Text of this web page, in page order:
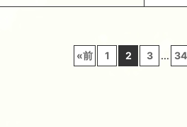
«前 1 2 3 ... 34